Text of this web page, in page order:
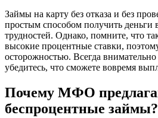
Займы на карту без отказа и без
простым способом получить деньги
трудностей. Однако, помните, что
высокие процентные ставки,
осторожностью. Всегда
убедитесь, что сможете вовремя
Почему МФО
беспроцентные займы?